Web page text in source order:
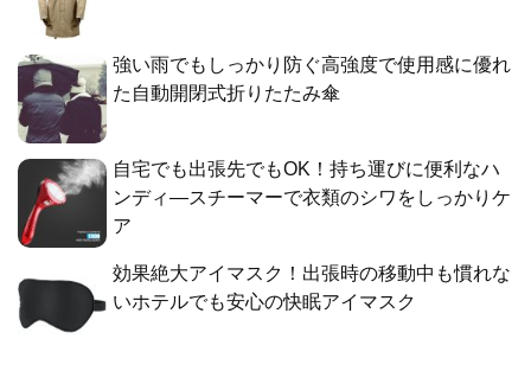
強い雨でもしっかり防ぐ高強度で使用感に優れ
た自動開閉式折りたたみ傘
自宅でも出張先でもOK！持ち運びに便利なハ
ンディ―スチーマーで衣類のシワをしっかりケ
ア
効果絶大アイマスク！出張時の移動中も慣れな
いホテルでも安心の快眠アイマスク